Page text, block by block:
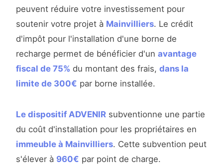
peuvent réduire votre investissement pour
soutenir votre projet à Mainvilliers. Le crédit
d'impôt pour l'installation d'une borne de
recharge permet de bénéficier d'un avantage
fiscal de 75% du montant des frais, dans la
limite de 300€ par borne installée.
Le dispositif ADVENIR subventionne une partie
du coût d'installation pour les propriétaires en
immeuble à Mainvilliers. Cette subvention peut
s'élever à 960€ par point de charge.